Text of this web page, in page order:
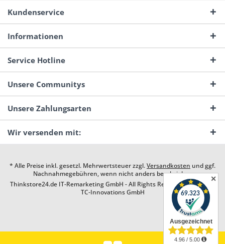
Kundenservice
Informationen
Service Hotline
Unsere Communitys
Unsere Zahlungsarten
Wir versenden mit:
* Alle Preise inkl. gesetzl. Mehrwertsteuer zzgl.Versandkosten und ggf.
Nachnahmegebühren, wenn nicht anders beschrieben
Thinkstore24.de IT-Remarketing GmbH - All Rights Reserved. Design by
TC-Innovations GmbH
✕